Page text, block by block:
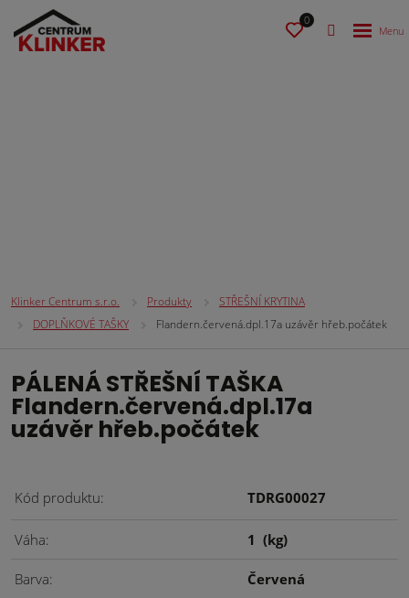
0
Klinker Centrum s.r.o. Produkty
STŘEŠNÍ KRYTINA
DOPLŇKOVÉ TAŠKY
Flandern.červená.dpl.17a uzávěr hřeb.počátek
PÁLENÁ STŘEŠNÍ TAŠKA
Flandern.červená.dpl.17a
uzávěr hřeb.počátek
Kód produktu TDRG00027
Váha 1 (kg)
Barva Červená